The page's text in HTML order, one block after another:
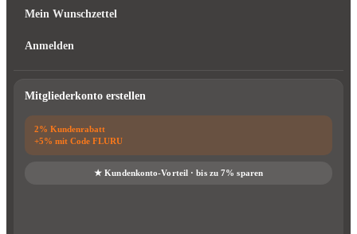
Mein Wunschzettel
Anmelden
Mitgliederkonto erstellen